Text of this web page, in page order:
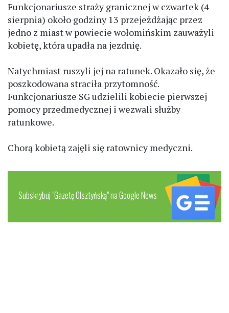
Funkcjonariusze straży granicznej w czwartek (4
sierpnia) około godziny 13 przejeżdżając przez
jedno z miast w powiecie wołomińskim zauważyli
kobietę, która upadła na jezdnię.
Natychmiast ruszyli jej na ratunek. Okazało się, że
poszkodowana straciła przytomność.
Funkcjonariusze SG udzielili kobiecie pierwszej
pomocy przedmedycznej i wezwali służby
ratunkowe.
Chorą kobietą zajęli się ratownicy medyczni.
Subskrybuj "Gazetę Olsztyńską" na Google News